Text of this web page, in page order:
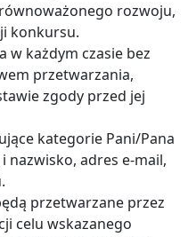
rozwoju,
konkursu.
w każdym czasie bez
przetwarzania,
zgody przed jej
kategorie Pani/Pana
nazwisko, adres e-mail,
przetwarzane przez
celu wskazanego